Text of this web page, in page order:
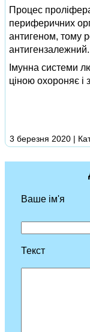
Процес
периферичних
антигеном, тому
антигензалежний.
Імунна системи
ціною охороняє і
3 березня 2020 |
Ваше ім'я
Текст